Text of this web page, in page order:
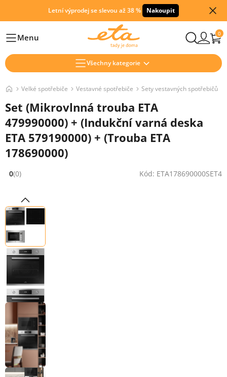
Letní výprodej se slevou až 38 % Nakoupit
HlavníMenu 0
Všechny kategorie
Velké spotřebiče Vestavné spotřebiče Sety vestavných spotřebičů
Set (Mikrovlnná trouba ETA
479990000) + (Indukční varná deska
ETA 579190000) + (Trouba ETA
178690000)
Hodnocení: 0 z 5 (0 recenzí)
0(0) Kód: ETA178690000SET4